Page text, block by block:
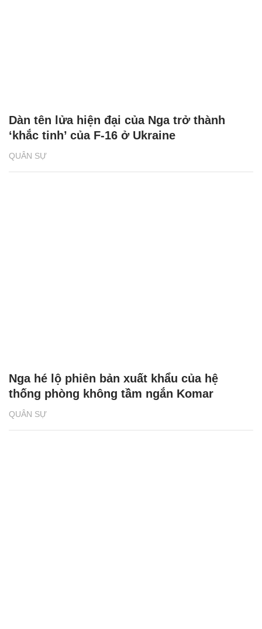
QUÂN SỰ
Dàn tên lửa hiện đại của Nga trở thành
‘khắc tinh’ của F-16 ở Ukraine
QUÂN SỰ
Nga hé lộ phiên bản xuất khẩu của hệ
thống phòng không tầm ngắn Komar